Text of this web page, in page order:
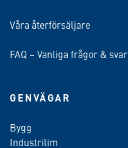
Våra återförsäljare
FAQ – Vanliga frågor & svar
GENVÄGAR
Bygg
Industrilim